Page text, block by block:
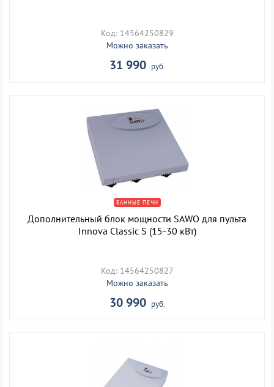
Код: 14564250829
Можно заказать
31 990 руб.
БАННЫЕ ПЕЧИ
Дополнительный блок мощности SAWO для пульта
Innova Classic S (15-30 кВт)
Код: 14564250827
Можно заказать
30 990 руб.